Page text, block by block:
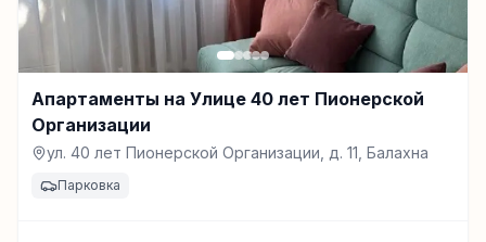
Апартаменты на Улице 40 лет Пионерской
Организации
ул. 40 лет Пионерской Организации, д. 11, Балахна
Парковка